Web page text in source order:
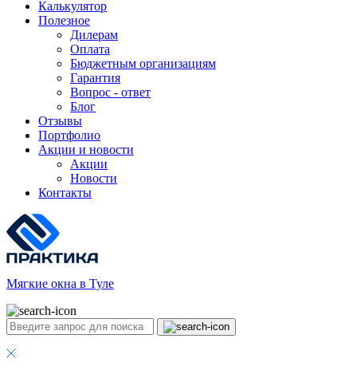
Калькулятор
Полезное
Дилерам
Оплата
Бюджетным организациям
Гарантия
Вопрос - ответ
Блог
Отзывы
Портфолио
Акции и новости
Акции
Новости
Контакты
Мягкие окна в Туле